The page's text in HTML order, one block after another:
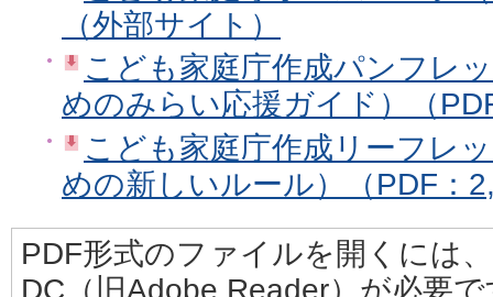
（外部サイト）
こども家庭庁作成パンフレ
めのみらい応援ガイド）（
こども家庭庁作成リーフレ
めの新しいルール）（PDF：
PDF形式のファイルを開くには
DC（旧Adobe Reader）が必要